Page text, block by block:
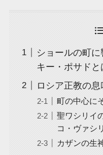
ショールの町
キー・ポサドと
ロシア正教の
町の中心に
聖ワシリイ
コ・ヴァシ
カザンの生